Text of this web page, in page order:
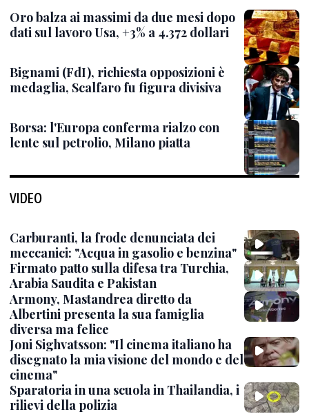
Oro balza ai massimi da due mesi dopo
dati sul lavoro Usa, +3% a 4.372 dollari
Bignami (FdI), richiesta opposizioni è
medaglia, Scalfaro fu figura divisiva
Borsa: l'Europa conferma rialzo con
lente sul petrolio, Milano piatta
VIDEO
Carburanti, la frode denunciata dei
meccanici: "Acqua in gasolio e benzina"
Firmato patto sulla difesa tra Turchia,
Arabia Saudita e Pakistan
Armony, Mastandrea diretto da
Albertini presenta la sua famiglia
diversa ma felice
Joni Sighvatsson: "Il cinema italiano ha
disegnato la mia visione del mondo e del
cinema"
Sparatoria in una scuola in Thailandia, i
rilievi della polizia